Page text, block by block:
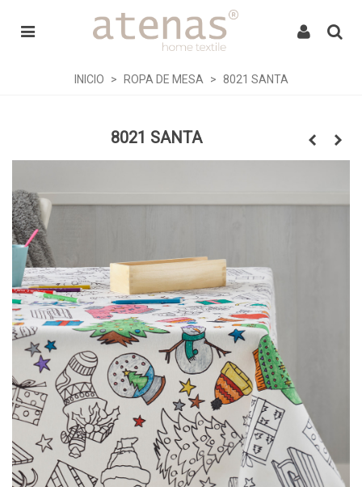
INICIO > ROPA DE MESA > 8021 SANTA
8021 SANTA